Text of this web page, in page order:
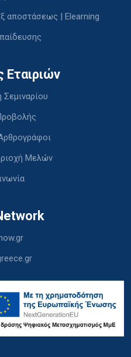
αποστάσεως | Elearning
Εταιριών
Μελών